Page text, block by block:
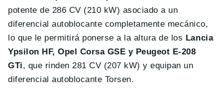
potente de 286 CV (210 kW) asociado a un
diferencial autoblocante completamente mecánico,
lo que le permitirá ponerse a la altura de los Lancia
Ypsilon HF, Opel Corsa GSE y Peugeot E-208
GTi, que rinden 281 CV (207 kW) y equipan un
diferencial autoblocante Torsen.